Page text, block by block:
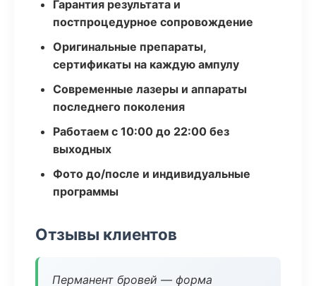
Гарантия результата и
постпроцедурное сопровождение
Оригинальные препараты,
сертификаты на каждую ампулу
Современные лазеры и аппараты
последнего поколения
Работаем с 10:00 до 22:00 без
выходных
Фото до/после и индивидуальные
программы
Отзывы клиентов
Перманент бровей — форма